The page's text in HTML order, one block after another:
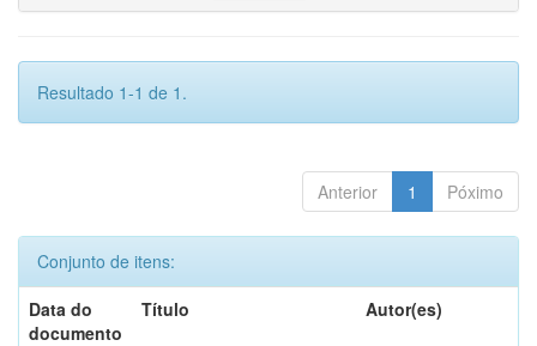
Resultado 1-1 de 1.
Anterior 1 Póximo
Conjunto de itens:
Data do
documento
Título Autor(es)